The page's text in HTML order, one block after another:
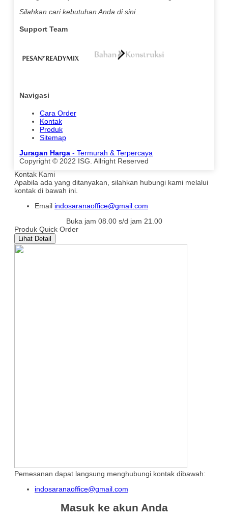
Silahkan cari kebutuhan Anda di sini..
Support Team
Navigasi
Cara Order
Kontak
Produk
Sitemap
Juragan Harga - Termurah & Terpercaya
Copyright © 2022 ISG. Allright Reserved
Kontak Kami
Apabila ada yang ditanyakan, silahkan hubungi kami melalui
kontak di bawah ini.
Email indosaranaoffice@gmail.com
Buka jam 08.00 s/d jam 21.00
Produk Quick Order
Lihat Detail
Pemesanan dapat langsung menghubungi kontak dibawah:
indosaranaoffice@gmail.com
Masuk ke akun Anda